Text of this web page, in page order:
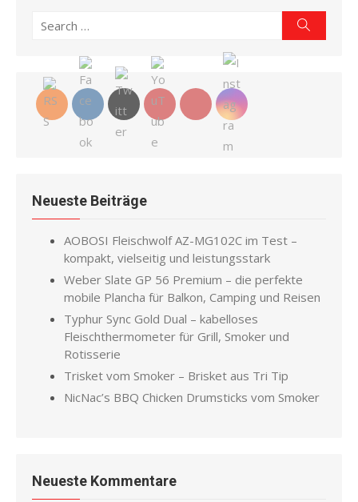
Search
Neueste Beiträge
AOBOSI Fleischwolf AZ-MG102C im Test –
kompakt, vielseitig und leistungsstark
Weber Slate GP 56 Premium – die perfekte
mobile Plancha für Balkon, Camping und Reisen
Typhur Sync Gold Dual – kabelloses
Fleischthermometer für Grill, Smoker und
Rotisserie
Trisket vom Smoker – Brisket aus Tri Tip
NicNac’s BBQ Chicken Drumsticks vom Smoker
Neueste Kommentare